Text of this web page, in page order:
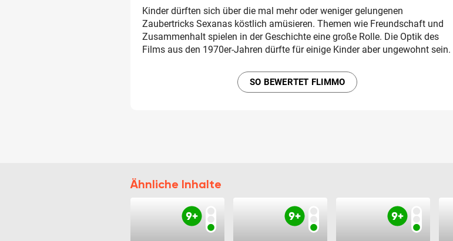
Kinder dürften sich über die mal mehr oder weniger gelungenen
Zaubertricks Sexanas köstlich amüsieren. Themen wie Freundschaft und
Zusammenhalt spielen in der Geschichte eine große Rolle. Die Optik des
Films aus den 1970er-Jahren dürfte für einige Kinder aber ungewohnt sein.
SO BEWERTET FLIMMO
Ähnliche Inhalte